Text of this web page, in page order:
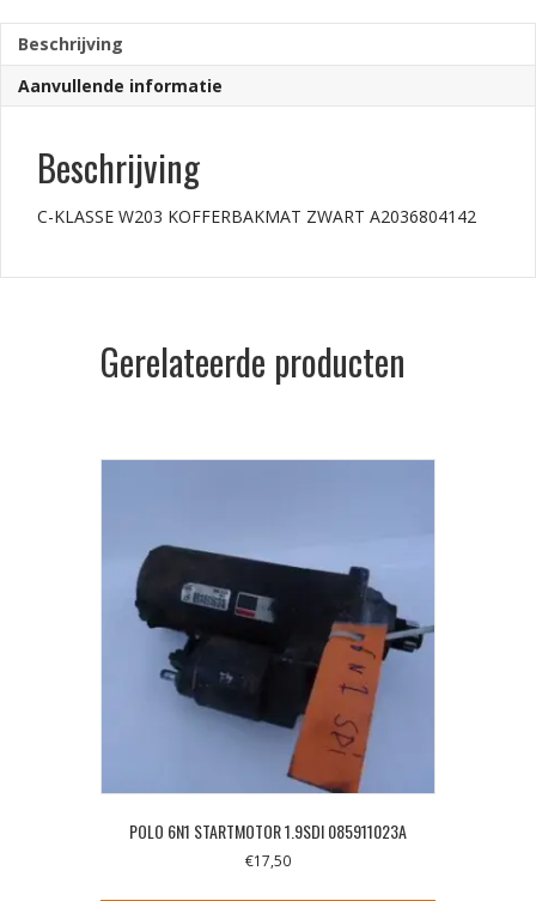
Beschrijving
Aanvullende informatie
Beschrijving
C-KLASSE W203 KOFFERBAKMAT ZWART A2036804142
Gerelateerde producten
POLO 6N1 STARTMOTOR 1.9SDI 085911023A
€17,50